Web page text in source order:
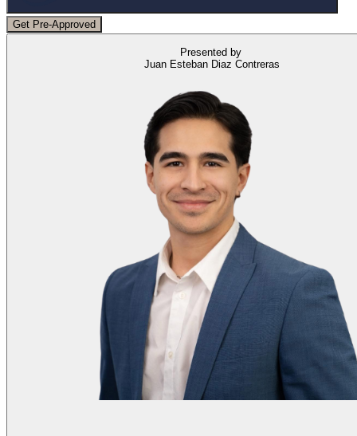
Get Pre-Approved
Presented by
Juan Esteban Diaz Contreras